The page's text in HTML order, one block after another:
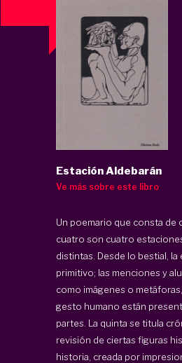
Estación Aldebarán
Ve más sobre este libro
Un poemario que consta de
cuatro son cuatro
distintas. Desde lo bestial,
primitivo; las menciones y
como imágenes o
gesto humano están
partes. La quinta se titula
revisión de ciertas figuras
historia, creada por